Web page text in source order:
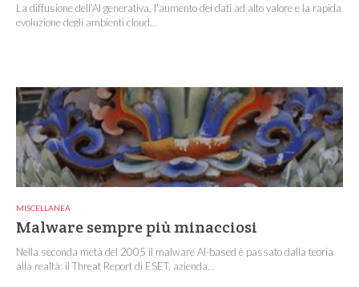
La diffusione dell’AI generativa, l’aumento dei dati ad alto valore e la rapida
evoluzione degli ambienti cloud...
MISCELLANEA
Malware sempre più minacciosi
Nella seconda metà del 2005 il malware AI-based è passato dalla teoria
alla realtà: il Threat Report di ESET, azienda...